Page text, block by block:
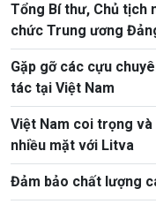
Tổng Bí thư, Chủ tịch
chức Trung ương
Gặp gỡ các cựu
tác tại Việt Nam
Việt Nam coi trọng
nhiều mặt với Litva
Đảm bảo chất lượng